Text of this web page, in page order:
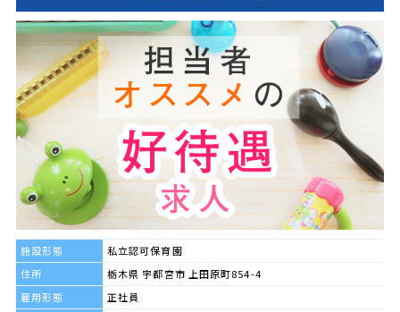
施設形態
私立認可保育園
住所
栃木県 宇都宮市 上田原町854-4
雇用形態
正社員